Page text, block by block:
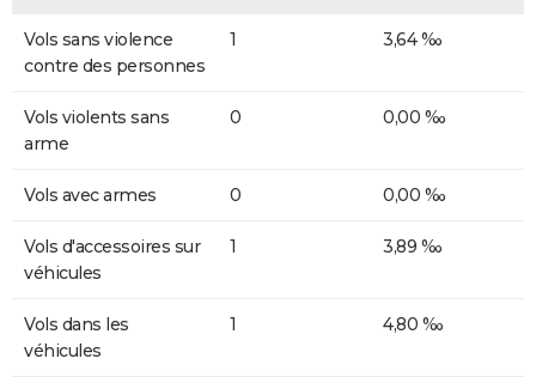
Vols sans violence
contre des personnes
1 3,64 ‰
Vols violents sans
arme
0 0,00 ‰
Vols avec armes 0 0,00 ‰
Vols d'accessoires sur
véhicules
1 3,89 ‰
Vols dans les
véhicules
1 4,80 ‰